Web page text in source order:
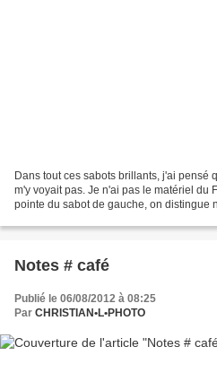
Dans tout ces sabots brillants, j'ai pensé
m'y voyait pas. Je n'ai pas le matériel du
pointe du sabot de gauche, on distingue
Notes # café
Publié le 06/08/2012 à 08:25
Par CHRISTIAN•L•PHOTO